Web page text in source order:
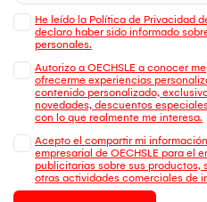
He leído la Política de Privacidad
declaro haber sido informado
personales.
Autorizo a OECHSLE a conocer
ofrecerme experiencias
contenido personalizado,
novedades, descuentos
con lo que realmente me interesa.
Acepto el compartir mi
empresarial de OECHSLE para el
publicitarias sobre sus productos,
otras actividades comerciales de